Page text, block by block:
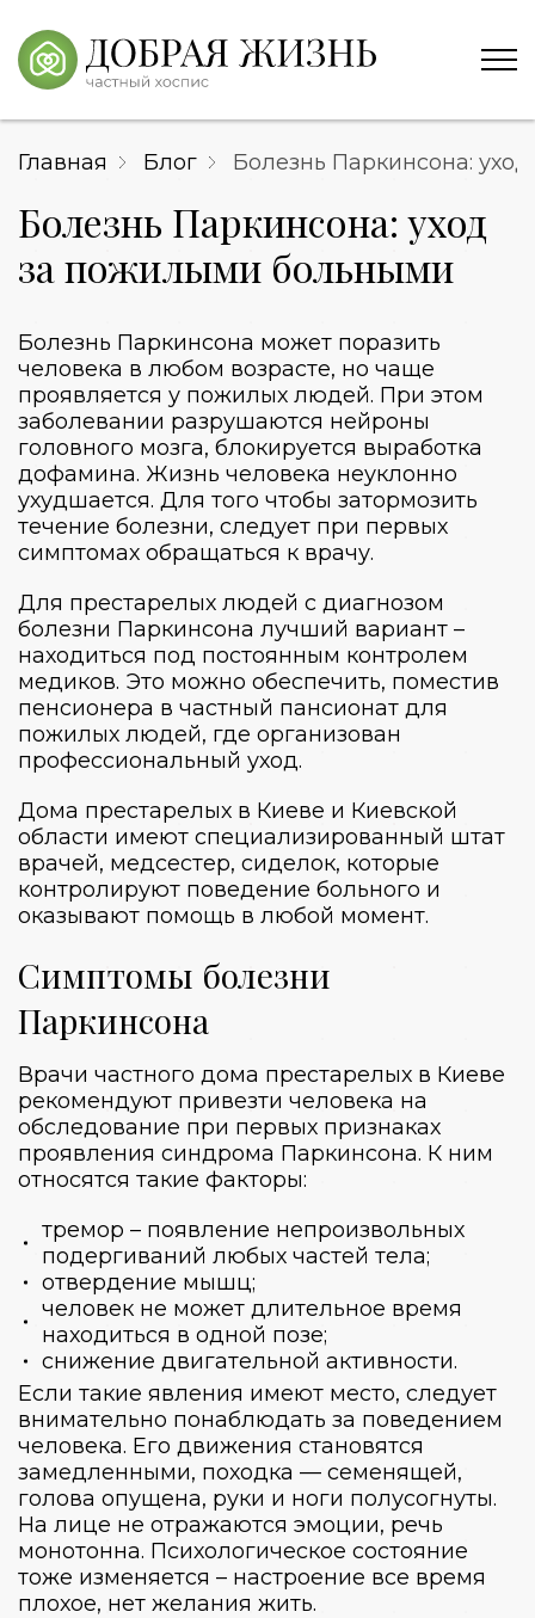
Главная Блог Болезнь Паркинсона:
Болезнь Паркинсона: уход
за пожилыми больными
Болезнь Паркинсона может поразить
человека в любом возрасте, но чаще
проявляется у пожилых людей. При этом
заболевании разрушаются нейроны
головного мозга, блокируется выработка
дофамина. Жизнь человека неуклонно
ухудшается. Для того чтобы затормозить
течение болезни, следует при первых
симптомах обращаться к врачу.
Для престарелых людей с диагнозом
болезни Паркинсона лучший вариант –
находиться под постоянным контролем
медиков. Это можно обеспечить, поместив
пенсионера в частный пансионат для
пожилых людей, где организован
профессиональный уход.
Дома престарелых в Киеве и Киевской
области имеют специализированный штат
врачей, медсестер, сиделок, которые
контролируют поведение больного и
оказывают помощь в любой момент.
Симптомы болезни
Паркинсона
Врачи частного дома престарелых в Киеве
рекомендуют привезти человека на
обследование при первых признаках
проявления синдрома Паркинсона. К ним
относятся такие факторы:
тремор – появление непроизвольных
подергиваний любых частей тела;
отвердение мышц;
человек не может длительное время
находиться в одной позе;
снижение двигательной активности.
Если такие явления имеют место, следует
внимательно понаблюдать за поведением
человека. Его движения становятся
замедленными, походка — семенящей,
голова опущена, руки и ноги полусогнуты.
На лице не отражаются эмоции, речь
монотонна. Психологическое состояние
тоже изменяется – настроение все время
плохое, нет желания жить.